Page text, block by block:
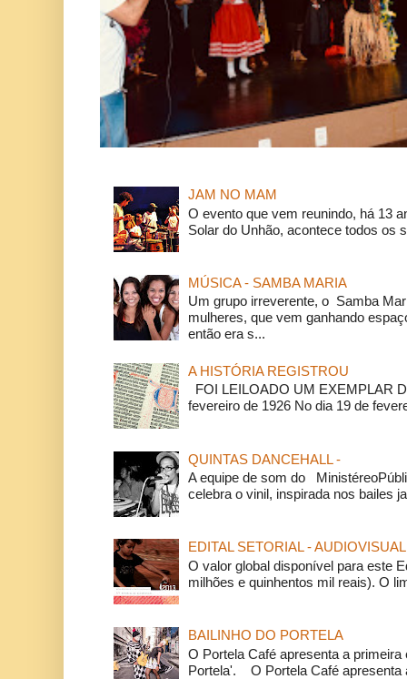
JAM NO MAM
O evento que vem reunindo, há 13
Solar do Unhão, acontece todos os
MÚSICA - SAMBA MARIA
Um grupo irreverente, o Samba
mulheres, que vem ganhando
então era s...
A HISTÓRIA REGISTROU
FOI LEILOADO UM EXEMPLAR
fevereiro de 1926 No dia 19 de
QUINTAS DANCEHALL -
A equipe de som do
celebra o vinil, inspirada nos bailes
EDITAL SETORIAL - AUDIOVISUAL
O valor global disponível para este
milhões e quinhentos mil reais). O
BAILINHO DO PORTELA
O Portela Café apresenta a
Portela'. O Portela Café apresenta